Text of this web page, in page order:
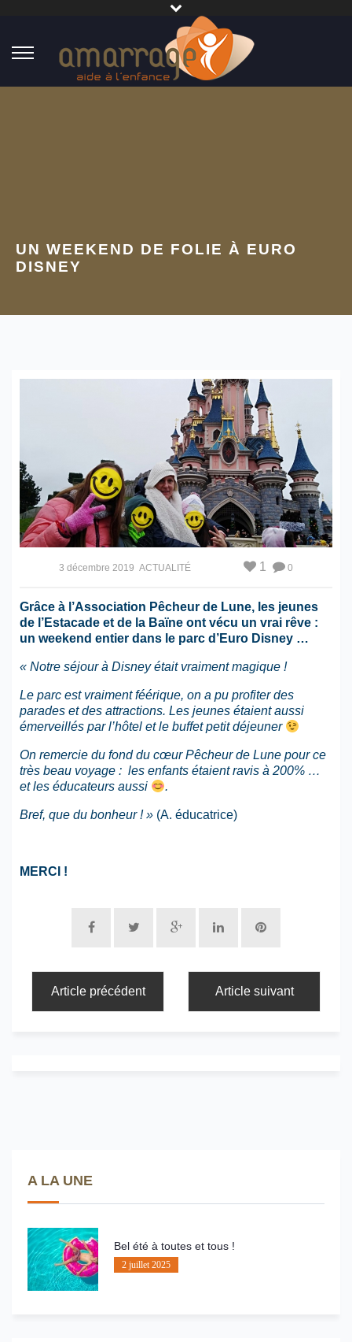
UN WEEKEND DE FOLIE À EURO
DISNEY
3 décembre 2019 ACTUALITÉ 0
1
Grâce à l’Association Pêcheur de Lune, les jeunes
de l’Estacade et de la Baïne ont vécu un vrai rêve :
un weekend entier dans le parc d’Euro Disney …
« Notre séjour à Disney était vraiment magique !
Le parc est vraiment féérique, on a pu profiter des
parades et des attractions. Les jeunes étaient aussi
émerveillés par l’hôtel et le buffet petit déjeuner
On remercie du fond du cœur Pêcheur de Lune pour ce
très beau voyage : les enfants étaient ravis à 200% …
et les éducateurs aussi
.
Bref, que du bonheur ! » (A. éducatrice)
MERCI !
Article précédent Article suivant
A LA UNE
Bel été à toutes et tous !
2 juillet 2025